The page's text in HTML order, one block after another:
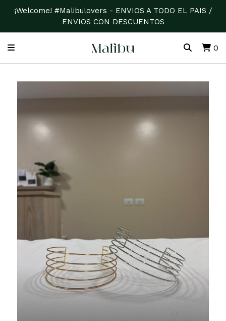
¡Welcome! #Malibulovers - ENVIOS A TODO EL PAIS /
ENVIOS CON DESCUENTOS
0